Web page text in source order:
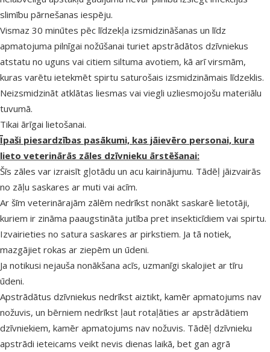
slimību pārnešanas iespēju.
Vismaz 30 minūtes pēc līdzekļa izsmidzināšanas un līdz
apmatojuma pilnīgai nožūšanai turiet apstrādātos dzīvniekus
atstatu no uguns vai citiem siltuma avotiem, kā arī virsmām,
kuras varētu ietekmēt spirtu saturošais izsmidzināmais līdzeklis.
Neizsmidzināt atklātas liesmas vai viegli uzliesmojošu materiālu
tuvumā.
Tikai ārīgai lietošanai.
Īpaši piesardzības pasākumi, kas jāievēro personai, kura
lieto veterinārās zāles dzīvnieku ārstēšanai:
Šīs zāles var izraisīt gļotādu un acu kairinājumu. Tādēļ jāizvairās
no zāļu saskares ar muti vai acīm.
Ar šīm veterinārajām zālēm nedrīkst nonākt saskarē lietotāji,
kuriem ir zināma paaugstināta jutība pret insekticīdiem vai spirtu.
Izvairieties no satura saskares ar pirkstiem. Ja tā notiek,
mazgājiet rokas ar ziepēm un ūdeni.
Ja notikusi nejauša nonākšana acīs, uzmanīgi skalojiet ar tīru
ūdeni.
Apstrādātus dzīvniekus nedrīkst aiztikt, kamēr apmatojums nav
nožuvis, un bērniem nedrīkst ļaut rotaļāties ar apstrādātiem
dzīvniekiem, kamēr apmatojums nav nožuvis. Tādēļ dzīvnieku
apstrādi ieteicams veikt nevis dienas laikā, bet gan agrā